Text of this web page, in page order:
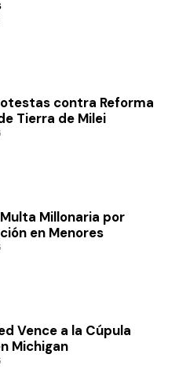
contra Reforma
Tierra de Milei
Millonaria por
en Menores
Vence a la Cúpula
Michigan